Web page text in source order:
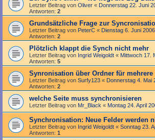
Letzter Beitrag von Oliver « Donnerstag 22. Juni
Antworten: 2
Grundsätzliche Frage zur
Letzter Beitrag von PeterC « Dienstag 6. Juni
Antworten: 2
Plötzlich klappt die Synch nicht mehr
Letzter Beitrag von Ingrid Weigoldt « Mittwoch 17.
Antworten: 5
Synronisation über Ordner für mehrere
Letzter Beitrag von Surfy123 « Donnerstag 4. Mai
Antworten: 2
welche Seite muss synchronisieren
Letzter Beitrag von Mr_Black « Montag 24. April
Synchronisation: Neue Felder werden
Letzter Beitrag von Ingrid Weigoldt « Sonntag 23.
Antworten: 1